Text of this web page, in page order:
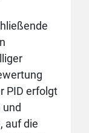
PID erfolgt
auf die